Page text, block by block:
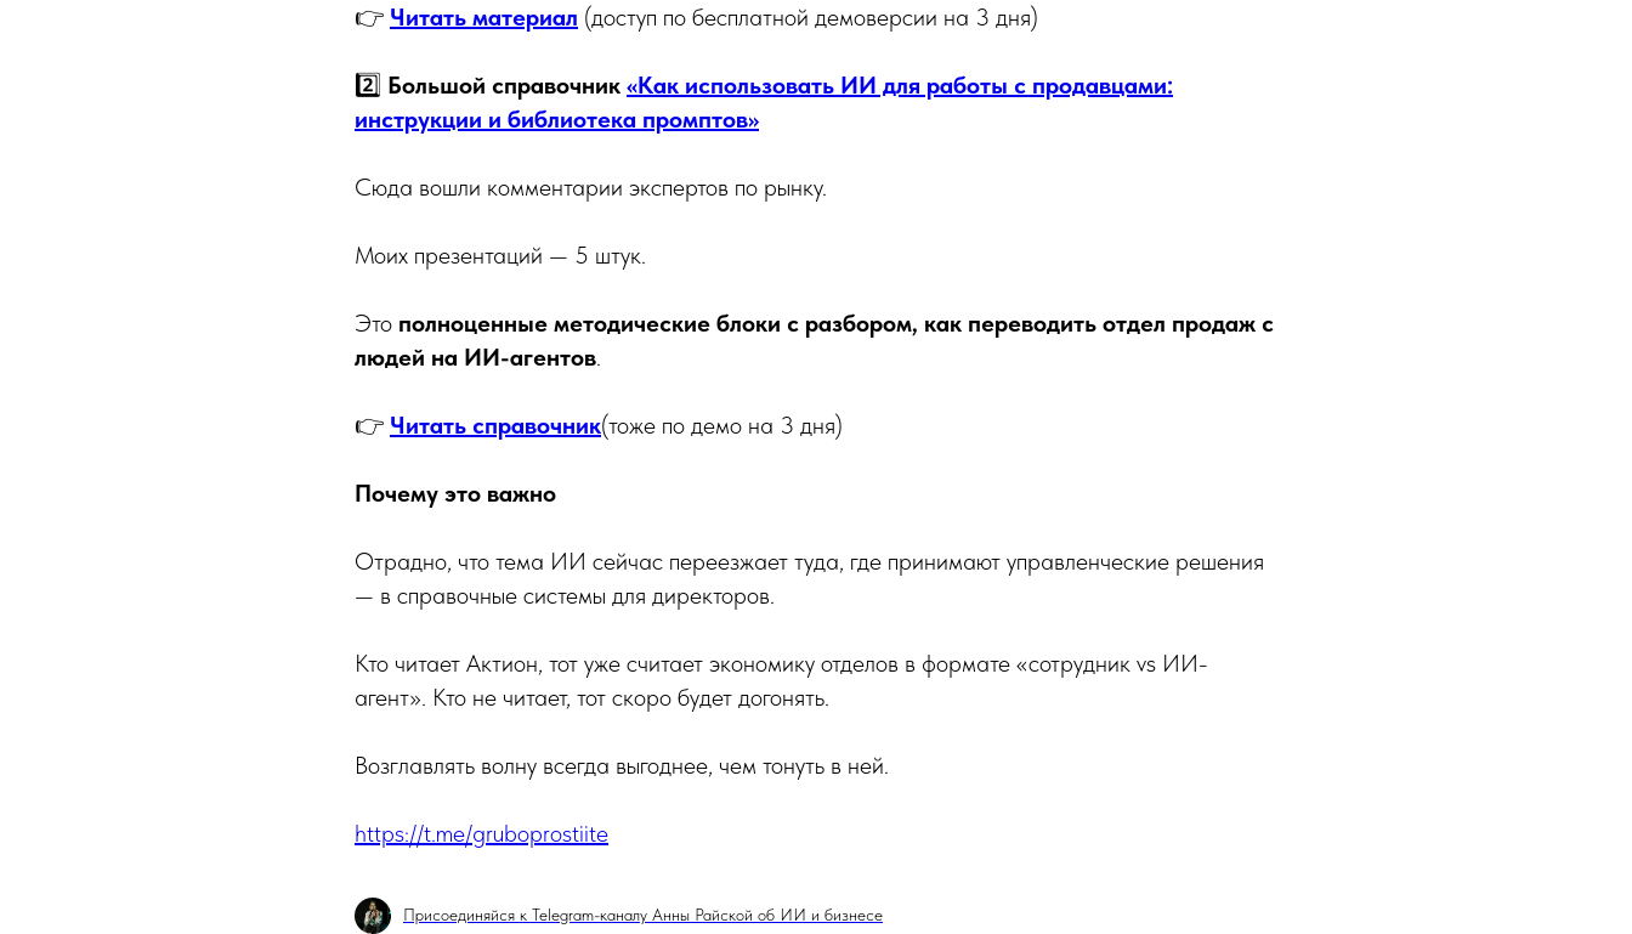
👉 Читать материал (доступ по бесплатной демоверсии на 3 дня)
2️⃣ Большой справочник «Как использовать ИИ для работы с продавцами:
инструкции и библиотека промптов»
Сюда вошли комментарии экспертов по рынку.
Моих презентаций — 5 штук.
Это полноценные методические блоки с разбором, как переводить отдел продаж с
людей на ИИ-агентов.
👉 Читать справочник(тоже по демо на 3 дня)
Почему это важно
Отрадно, что тема ИИ сейчас переезжает туда, где принимают управленческие решения
— в справочные системы для директоров.
Кто читает Актион, тот уже считает экономику отделов в формате «сотрудник vs ИИ-
агент». Кто не читает, тот скоро будет догонять.
Возглавлять волну всегда выгоднее, чем тонуть в ней.
https://t.me/gruboprostiite
Присоединяйся к Telegram-каналу Анны Райской об ИИ и бизнесе